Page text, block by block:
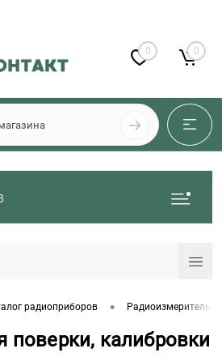
0 0
радиоприборов •
поверки, калибровки